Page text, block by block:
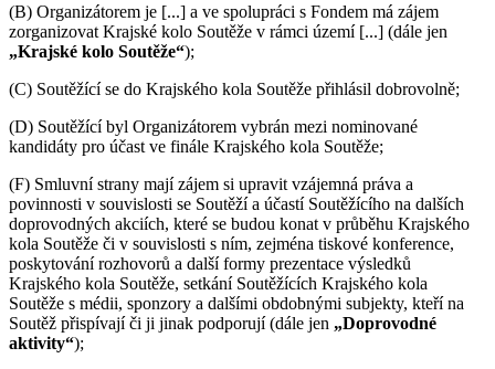
(B) Organizátorem je [...] a ve spolupráci s Fondem má zájem
zorganizovat Krajské kolo Soutěže v rámci území [...] (dále jen
„Krajské kolo Soutěže“);
(C) Soutěžící se do Krajského kola Soutěže přihlásil dobrovolně;
(D) Soutěžící byl Organizátorem vybrán mezi nominované
kandidáty pro účast ve finále Krajského kola Soutěže;
(F) Smluvní strany mají zájem si upravit vzájemná práva a
povinnosti v souvislosti se Soutěží a účastí Soutěžícího na dalších
doprovodných akciích, které se budou konat v průběhu Krajského
kola Soutěže či v souvislosti s ním, zejména tiskové konference,
poskytování rozhovorů a další formy prezentace výsledků
Krajského kola Soutěže, setkání Soutěžících Krajského kola
Soutěže s médii, sponzory a dalšími obdobnými subjekty, kteří na
Soutěž přispívají či ji jinak podporují (dále jen „Doprovodné
aktivity“);